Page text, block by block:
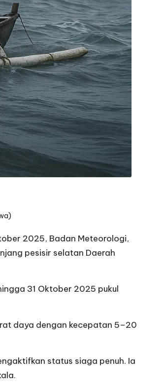
2025, Badan Meteorologi,
pesisir selatan Daerah
31 Oktober 2025 pukul
daya dengan kecepatan 5–20
status siaga penuh. Ia